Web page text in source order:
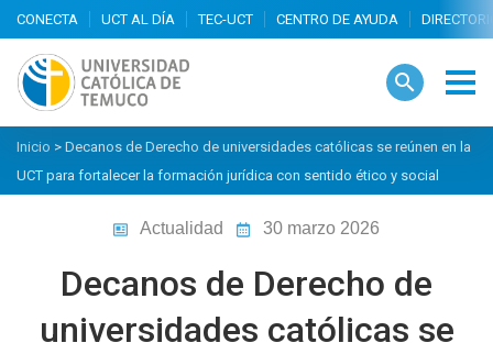
search
Inicio > Decanos de Derecho de universidades católicas se reúnen en la
UCT para fortalecer la formación jurídica con sentido ético y social
Actualidad 30 marzo 2026
Decanos de Derecho de
universidades católicas se